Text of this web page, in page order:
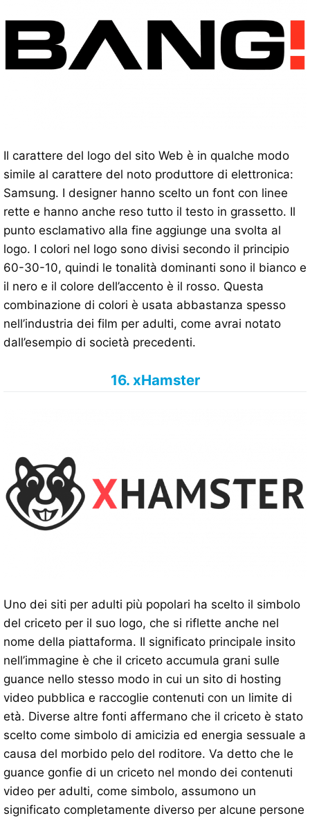
Il carattere del logo del sito Web è in qualche modo
simile al carattere del noto produttore di elettronica:
Samsung. I designer hanno scelto un font con linee
rette e hanno anche reso tutto il testo in grassetto. Il
punto esclamativo alla fine aggiunge una svolta al
logo. I colori nel logo sono divisi secondo il principio
60-30-10, quindi le tonalità dominanti sono il bianco e
il nero e il colore dell’accento è il rosso. Questa
combinazione di colori è usata abbastanza spesso
nell’industria dei film per adulti, come avrai notato
dall’esempio di società precedenti.
16. xHamster
Uno dei siti per adulti più popolari ha scelto il simbolo
del criceto per il suo logo, che si riflette anche nel
nome della piattaforma. Il significato principale insito
nell’immagine è che il criceto accumula grani sulle
guance nello stesso modo in cui un sito di hosting
video pubblica e raccoglie contenuti con un limite di
età. Diverse altre fonti affermano che il criceto è stato
scelto come simbolo di amicizia ed energia sessuale a
causa del morbido pelo del roditore. Va detto che le
guance gonfie di un criceto nel mondo dei contenuti
video per adulti, come simbolo, assumono un
significato completamente diverso per alcune persone